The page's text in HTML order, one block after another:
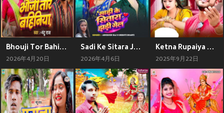
Bhouji Tor Bahiniya
2026年4月20日
Sadi Ke Sitara Jhari Gel
2026年4月6日
Ketna Rupaiya Kamabo Ho
2025年9月22日